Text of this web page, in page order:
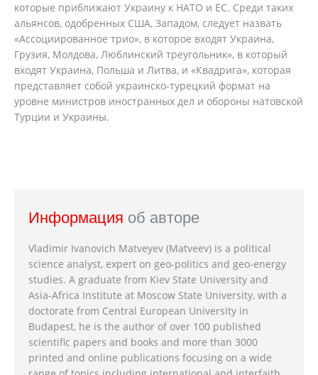
которые приближают Украину к НАТО и ЕС. Среди таких
альянсов, одобренных США, Западом, следует назвать
«Ассоциированное трио», в которое входят Украина,
Грузия, Молдова, Люблинский треугольник», в который
входят Украина, Польша и Литва, и «Квадрига», которая
представляет собой украинско-турецкий формат на
уровне министров иностранных дел и обороны натовской
Турции и Украины.
Информация об авторе
Vladimir Ivanovich Matveyev (Matveev) is a political
science analyst, expert on geo-politics and geo-energy
studies. A graduate from Kiev State University and
Asia-Africa Institute at Moscow State University, with a
doctorate from Central European University in
Budapest, he is the author of over 100 published
scientific papers and books and more than 3000
printed and online publications focusing on a wide